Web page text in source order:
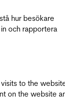
hur besökare
och rapportera
to the
on the website